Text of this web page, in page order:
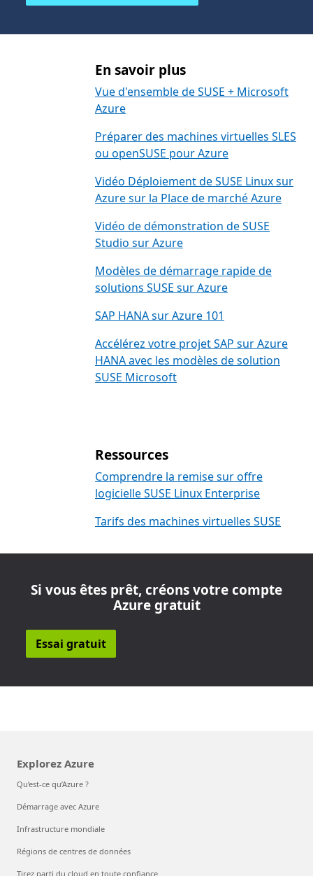
En savoir plus
Vue d'ensemble de SUSE + Microsoft
Azure
Préparer des machines virtuelles SLES
ou openSUSE pour Azure
Vidéo Déploiement de SUSE Linux sur
Azure sur la Place de marché Azure
Vidéo de démonstration de SUSE
Studio sur Azure
Modèles de démarrage rapide de
solutions SUSE sur Azure
SAP HANA sur Azure 101
Accélérez votre projet SAP sur Azure
HANA avec les modèles de solution
SUSE Microsoft
Ressources
Comprendre la remise sur offre
logicielle SUSE Linux Enterprise
Tarifs des machines virtuelles SUSE
Si vous êtes prêt, créons votre compte
Azure gratuit
Essai gratuit
Explorez Azure
Qu’est-ce qu’Azure ?
Démarrage avec Azure
Infrastructure mondiale
Régions de centres de données
Tirez parti du cloud en toute confiance